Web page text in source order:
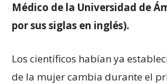
Médico de la Universidad de
por sus siglas en inglés).
Los científicos habían ya
de la mujer cambia durante el